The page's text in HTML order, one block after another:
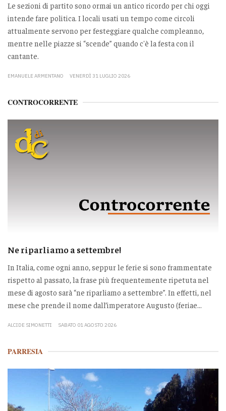
Le sezioni di partito sono ormai un antico ricordo per chi oggi
intende fare politica. I locali usati un tempo come circoli
attualmente servono per festeggiare qualche compleanno,
mentre nelle piazze si “scende” quando c'è la festa con il
cantante.
EMANUELE ARMENTANO VENERDÌ 31 LUGLIO 2026
CONTROCORRENTE
Ne riparliamo a settembre!
In Italia, come ogni anno, seppur le ferie si sono frammentate
rispetto al passato, la frase più frequentemente ripetuta nel
mese di agosto sarà “ne riparliamo a settembre”. In effetti, nel
mese che prende il nome dall’imperatore Augusto (feriae...
ALCIDE SIMONETTI SABATO 01 AGOSTO 2026
PARRESIA